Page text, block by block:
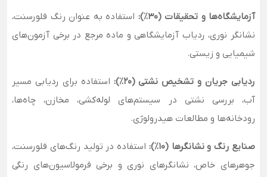
آزمایشگاه‌ها و تحقیقات (۳۰٪):
استفاده به عنوان رنگ فلورسنت،
نشانگر نوری، ردیاب آزمایشگاهی و ماده مرجع در برخی آزمون‌های
شیمیایی و زیستی.
ردیابی جریان و تشخیص نشتی (۲۰٪):
استفاده برای ردیابی مسیر
آب، بررسی نشتی در سیستم‌های لوله‌کشی، مخازن، چاه‌ها،
رودخانه‌ها و مطالعات هیدرولوژی.
صنایع رنگ و نشانگرها (۱۰٪):
استفاده در تولید رنگ‌های فلورسنت،
جوهرهای خاص، نشانگرهای نوری و برخی فرمولاسیون‌های رنگی